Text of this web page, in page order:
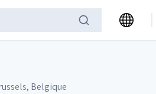
Belgique